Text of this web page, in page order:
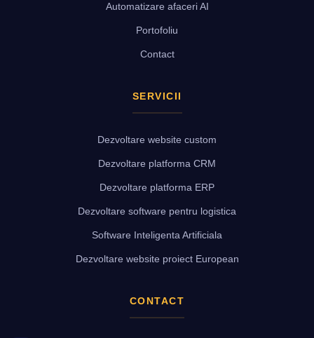
Automatizare afaceri AI
Portofoliu
Contact
SERVICII
Dezvoltare website custom
Dezvoltare platforma CRM
Dezvoltare platforma ERP
Dezvoltare software pentru logistica
Software Inteligenta Artificiala
Dezvoltare website proiect European
CONTACT